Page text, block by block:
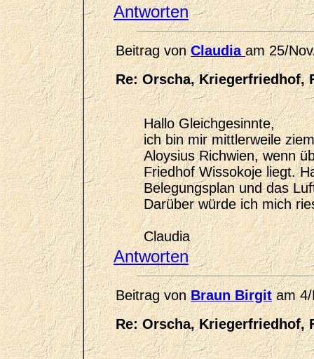
Antworten
Beitrag vonClaudiaam 25/
Re: Orscha, Kriegerfriedhof,
Hallo Gleichgesinnte,
ich bin mir mittlerweile
Aloysius Richwien, wenn
Friedhof Wissokoje liegt.
Belegungsplan und das
Darüber würde ich mich
Claudia
Antworten
Beitrag vonBraun Birgitam 4/
Re: Orscha, Kriegerfriedhof,